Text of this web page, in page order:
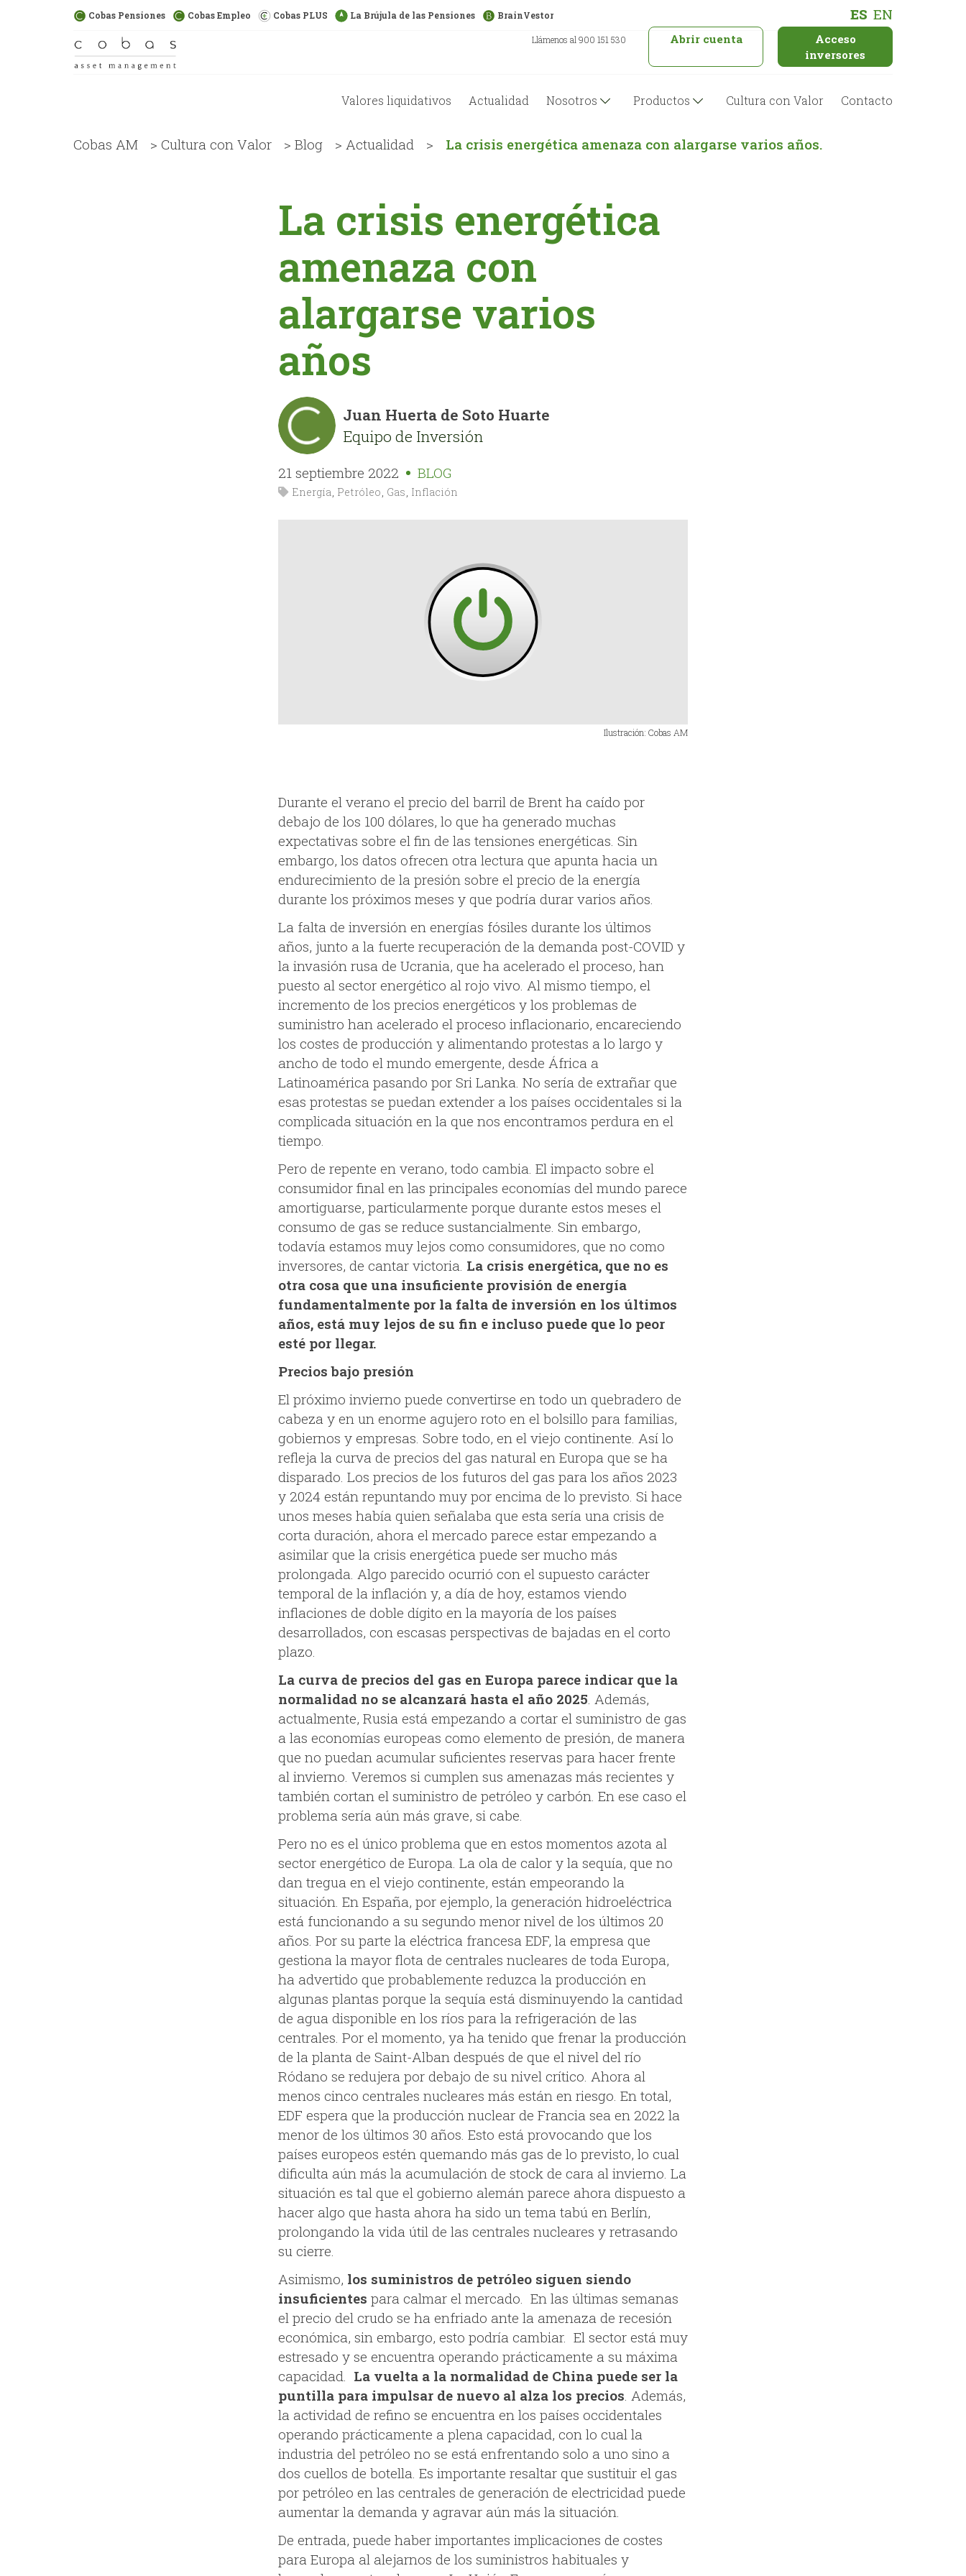
Cobas Pensiones Cobas Empleo Cobas PLUS La Brújula de las Pensiones BrainVestor ES EN
Llámenos al 900 151 530 Abrir cuenta
Acceso
inversores
Valores liquidativos Actualidad Nosotros Productos Cultura con Valor Contacto
Cobas AM > Cultura con Valor > Blog > Actualidad > La crisis energética amenaza con alargarse varios años.
La crisis energética
amenaza con
alargarse varios
años
Juan Huerta de Soto Huarte
Equipo de Inversión
21 septiembre 2022 BLOG
Energía, Petróleo, Gas, Inflación
Ilustración: Cobas AM
Durante el verano el precio del barril de Brent ha caído por
debajo de los 100 dólares, lo que ha generado muchas
expectativas sobre el fin de las tensiones energéticas. Sin
embargo, los datos ofrecen otra lectura que apunta hacia un
endurecimiento de la presión sobre el precio de la energía
durante los próximos meses y que podría durar varios años.
La falta de inversión en energías fósiles durante los últimos
años, junto a la fuerte recuperación de la demanda post-COVID y
la invasión rusa de Ucrania, que ha acelerado el proceso, han
puesto al sector energético al rojo vivo. Al mismo tiempo, el
incremento de los precios energéticos y los problemas de
suministro han acelerado el proceso inflacionario, encareciendo
los costes de producción y alimentando protestas a lo largo y
ancho de todo el mundo emergente, desde África a
Latinoamérica pasando por Sri Lanka. No sería de extrañar que
esas protestas se puedan extender a los países occidentales si la
complicada situación en la que nos encontramos perdura en el
tiempo.
Pero de repente en verano, todo cambia. El impacto sobre el
consumidor final en las principales economías del mundo parece
amortiguarse, particularmente porque durante estos meses el
consumo de gas se reduce sustancialmente. Sin embargo,
todavía estamos muy lejos como consumidores, que no como
inversores, de cantar victoria. La crisis energética, que no es
otra cosa que una insuficiente provisión de energía
fundamentalmente por la falta de inversión en los últimos
años, está muy lejos de su fin e incluso puede que lo peor
esté por llegar.
Precios bajo presión
El próximo invierno puede convertirse en todo un quebradero de
cabeza y en un enorme agujero roto en el bolsillo para familias,
gobiernos y empresas. Sobre todo, en el viejo continente. Así lo
refleja la curva de precios del gas natural en Europa que se ha
disparado. Los precios de los futuros del gas para los años 2023
y 2024 están repuntando muy por encima de lo previsto. Si hace
unos meses había quien señalaba que esta sería una crisis de
corta duración, ahora el mercado parece estar empezando a
asimilar que la crisis energética puede ser mucho más
prolongada. Algo parecido ocurrió con el supuesto carácter
temporal de la inflación y, a día de hoy, estamos viendo
inflaciones de doble dígito en la mayoría de los países
desarrollados, con escasas perspectivas de bajadas en el corto
plazo.
La curva de precios del gas en Europa parece indicar que la
normalidad no se alcanzará hasta el año 2025. Además,
actualmente, Rusia está empezando a cortar el suministro de gas
a las economías europeas como elemento de presión, de manera
que no puedan acumular suficientes reservas para hacer frente
al invierno. Veremos si cumplen sus amenazas más recientes y
también cortan el suministro de petróleo y carbón. En ese caso el
problema sería aún más grave, si cabe.
Pero no es el único problema que en estos momentos azota al
sector energético de Europa. La ola de calor y la sequía, que no
dan tregua en el viejo continente, están empeorando la
situación. En España, por ejemplo, la generación hidroeléctrica
está funcionando a su segundo menor nivel de los últimos 20
años. Por su parte la eléctrica francesa EDF, la empresa que
gestiona la mayor flota de centrales nucleares de toda Europa,
ha advertido que probablemente reduzca la producción en
algunas plantas porque la sequía está disminuyendo la cantidad
de agua disponible en los ríos para la refrigeración de las
centrales. Por el momento, ya ha tenido que frenar la producción
de la planta de Saint-Alban después de que el nivel del río
Ródano se redujera por debajo de su nivel crítico. Ahora al
menos cinco centrales nucleares más están en riesgo. En total,
EDF espera que la producción nuclear de Francia sea en 2022 la
menor de los últimos 30 años. Esto está provocando que los
países europeos estén quemando más gas de lo previsto, lo cual
dificulta aún más la acumulación de stock de cara al invierno. La
situación es tal que el gobierno alemán parece ahora dispuesto a
hacer algo que hasta ahora ha sido un tema tabú en Berlín,
prolongando la vida útil de las centrales nucleares y retrasando
su cierre.
Asimismo, los suministros de petróleo siguen siendo
insuficientes para calmar el mercado. En las últimas semanas
el precio del crudo se ha enfriado ante la amenaza de recesión
económica, sin embargo, esto podría cambiar. El sector está muy
estresado y se encuentra operando prácticamente a su máxima
capacidad. La vuelta a la normalidad de China puede ser la
puntilla para impulsar de nuevo al alza los precios. Además,
la actividad de refino se encuentra en los países occidentales
operando prácticamente a plena capacidad, con lo cual la
industria del petróleo no se está enfrentando solo a uno sino a
dos cuellos de botella. Es importante resaltar que sustituir el gas
por petróleo en las centrales de generación de electricidad puede
aumentar la demanda y agravar aún más la situación.
De entrada, puede haber importantes implicaciones de costes
para Europa al alejarnos de los suministros habituales y